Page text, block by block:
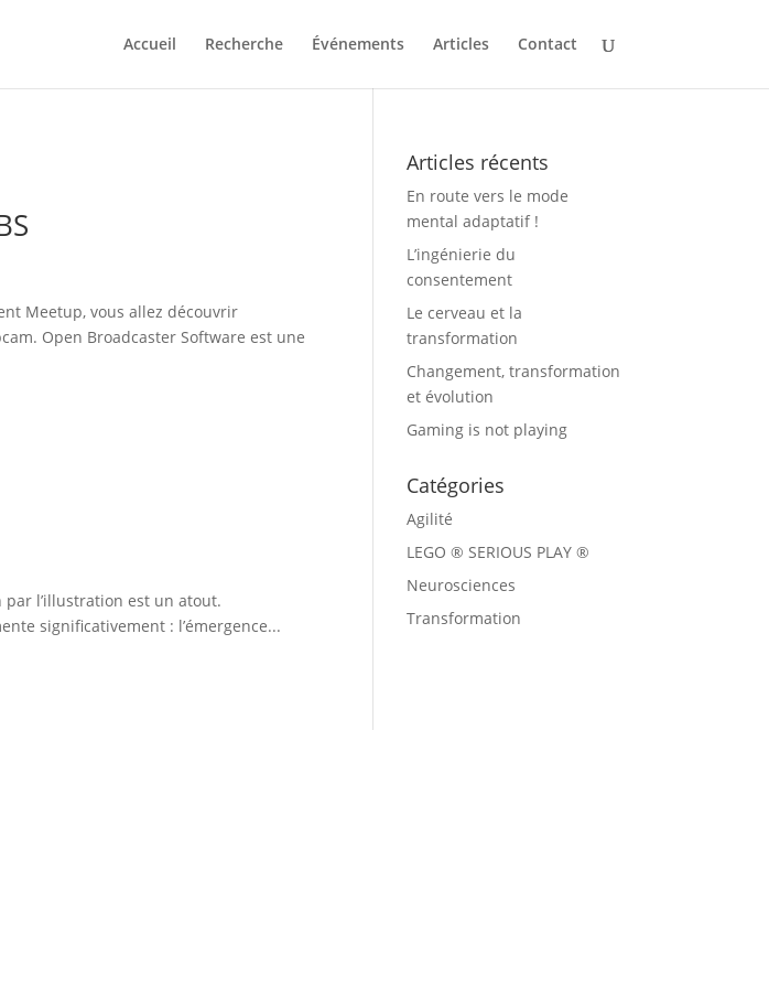
Accueil Recherche Événements Articles Contact
Meetup, vous allez découvrir
Open Broadcaster Software est une
l’illustration est un atout.
significativement : l’émergence...
Articles récents
En route vers le mode
mental adaptatif !
L’ingénierie du
consentement
Le cerveau et la
transformation
Changement, transformation
et évolution
Gaming is not playing
Catégories
Agilité
LEGO ® SERIOUS PLAY ®
Neurosciences
Transformation